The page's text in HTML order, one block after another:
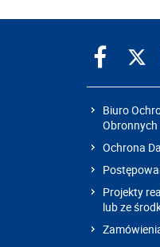
Biuro
Obronnych
Ochrona
Projekty
lub ze